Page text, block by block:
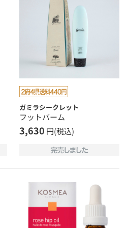
ガミラシークレット
フットバーム
3,630 円(税込)